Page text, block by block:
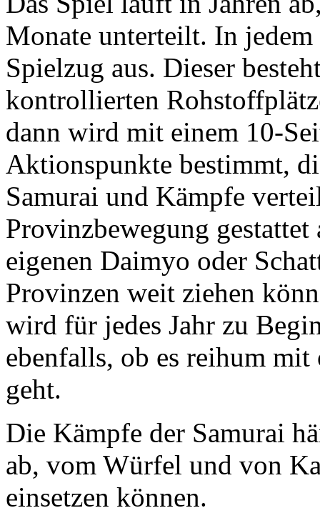
Monate unterteilt. In
Spielzug aus. Dieser
kontrollierten
dann wird mit einem 10-
Aktionspunkte bestimmt,
Samurai und Kämpfe
Provinzbewegung
eigenen Daimyo oder
Provinzen weit ziehen
wird für jedes Jahr zu
ebenfalls, ob es reihum
geht.
Die Kämpfe der Samurai
ab, vom Würfel und von
einsetzen können.